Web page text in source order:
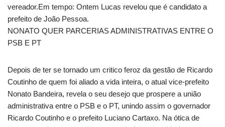
vereador.Em tempo: Ontem Lucas revelou que é candidato a
prefeito de João Pessoa.
NONATO QUER PARCERIAS ADMINISTRATIVAS ENTRE O
PSB E PT
Depois de ter se tornado um critico feroz da gestão de Ricardo
Coutinho de quem foi aliado a vida inteira, o atual vice-prefeito
Nonato Bandeira, revela o seu desejo que prospere a união
administrativa entre o PSB e o PT, unindo assim o governador
Ricardo Coutinho e o prefeito Luciano Cartaxo. Na ótica de